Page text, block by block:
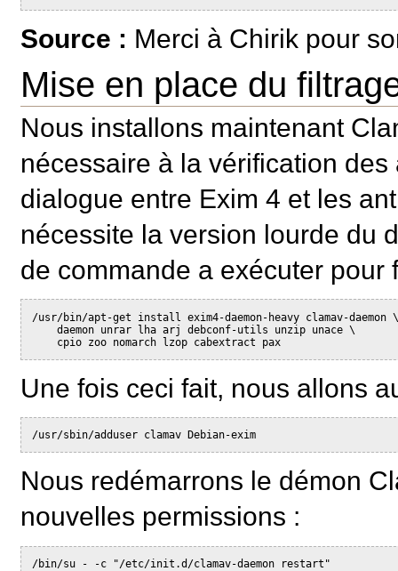
Source : Merci à Chirik pour
Mise en place du
Nous installons maintenant
nécessaire à la vérification
dialogue entre Exim 4 et les
nécessite la version lourde du
de commande a exécuter pour
/usr/bin/apt-get install exim4-daemon-heavy clamav-daemon
    daemon unrar lha arj debconf-utils unzip unace \
    cpio zoo nomarch lzop cabextract pax
Une fois ceci fait, nous allons
/usr/sbin/adduser clamav Debian-exim
Nous redémarrons le démon
nouvelles permissions :
/bin/su - -c "/etc/init.d/clamav-daemon restart"